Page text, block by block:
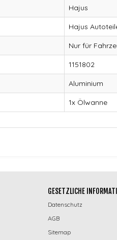
Hajus
Hajus
Nur für
1151802
Aluminium
1x Ölwanne
GESETZLICHE
Datenschutz
AGB
Sitemap